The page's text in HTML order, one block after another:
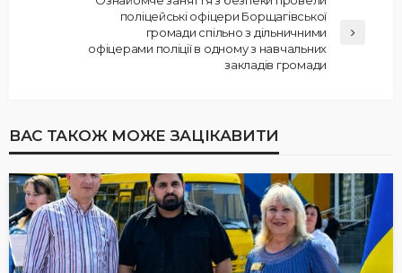
поліцейські офіцери Борщагівської
громади спільно з дільничними
офіцерами поліції в одному з навчальних
закладів громади
ВАС ТАКОЖ МОЖЕ ЗАЦІКАВИТИ